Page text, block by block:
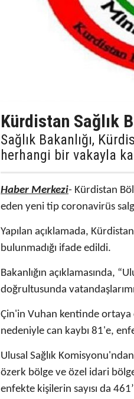
Kürdistan Sağlık
Sağlık Bakanlığı,
herhangi bir vakayla
Haber Merkezi- Kürdistan
eden yeni tip coronavirüs
Yapılan açıklamada,
bulunmadığı ifade edildi.
Bakanlığın açıklamasında,
doğrultusunda
Çin'in Vuhan kentinde ortaya
nedeniyle can kaybı 81'e,
Ulusal Sağlık
özerk bölge ve özel idari
enfekte kişilerin sayısı da